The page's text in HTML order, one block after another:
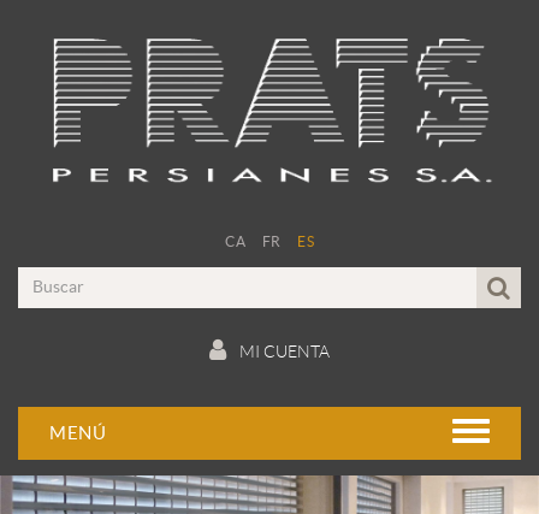
CA FR ES
MI CUENTA
MENÚ